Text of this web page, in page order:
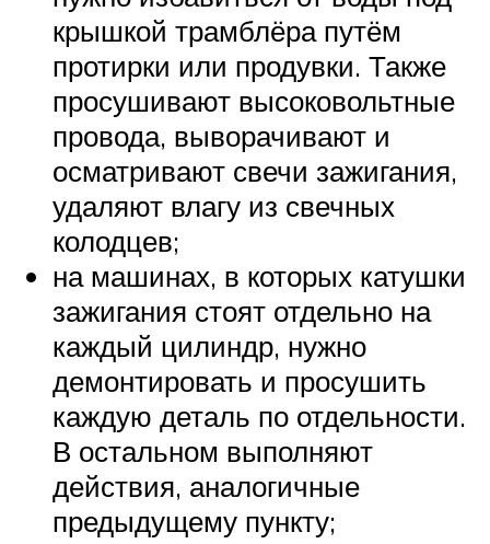
крышкой трамблёра путём
протирки или продувки. Также
просушивают высоковольтные
провода, выворачивают и
осматривают свечи зажигания,
удаляют влагу из свечных
колодцев;
на машинах, в которых катушки
зажигания стоят отдельно на
каждый цилиндр, нужно
демонтировать и просушить
каждую деталь по отдельности.
В остальном выполняют
действия, аналогичные
предыдущему пункту;